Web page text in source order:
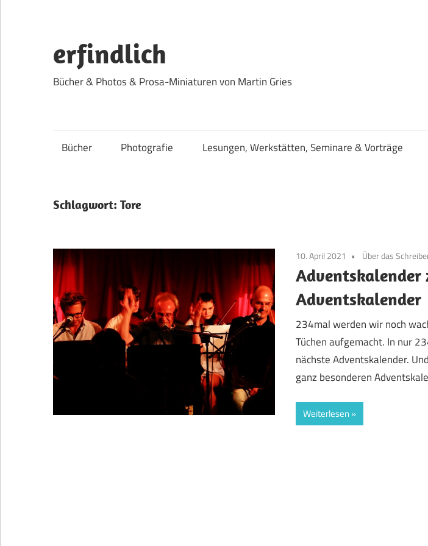
springen
erfindlich
Bücher & Photos & Prosa-Miniaturen von Martin Gries
Bücher Photografie Lesungen, Werkstätten, Seminare & Vorträge
Schlagwort: Tore
10. April 2021 Über das
Adventskalender
Adventskalender
234mal werden wir noch
Tüchen aufgemacht. In nur
nächste Adventskalender.
ganz besonderen
Weiterlesen